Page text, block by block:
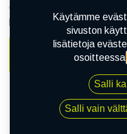
erityisominaisuuksia –
pätevät renkaat!
Käytämme
sivuston
lisätietoja
osoitteessa
Salli
Salli vain